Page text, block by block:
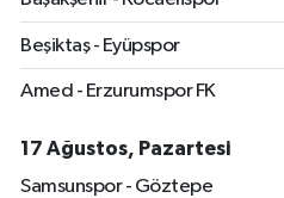
Beşiktaş - Eyüpspor
Amed - Erzurumspor FK
17 Ağustos, Pazartesi
Samsunspor - Göztepe